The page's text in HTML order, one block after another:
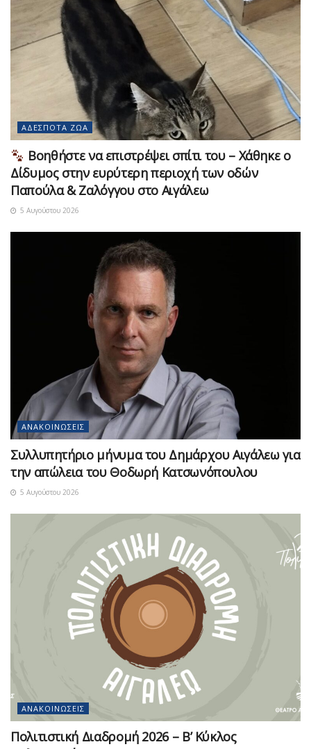
ΑΔΈΣΠΟΤΑ ΖΏΑ
Βοηθήστε να επιστρέψει σπίτι του – Χάθηκε ο
Δίδυμος στην ευρύτερη περιοχή των οδών
Παπούλα & Ζαλόγγου στο Αιγάλεω
5 Αυγούστου 2026
ΑΝΑΚΟΙΝΏΣΕΙΣ
Συλλυπητήριο μήνυμα του Δημάρχου Αιγάλεω για
την απώλεια του Θοδωρή Κατσωνόπουλου
5 Αυγούστου 2026
ΑΝΑΚΟΙΝΏΣΕΙΣ
Πολιτιστική Διαδρομή 2026 – Β’ Κύκλος